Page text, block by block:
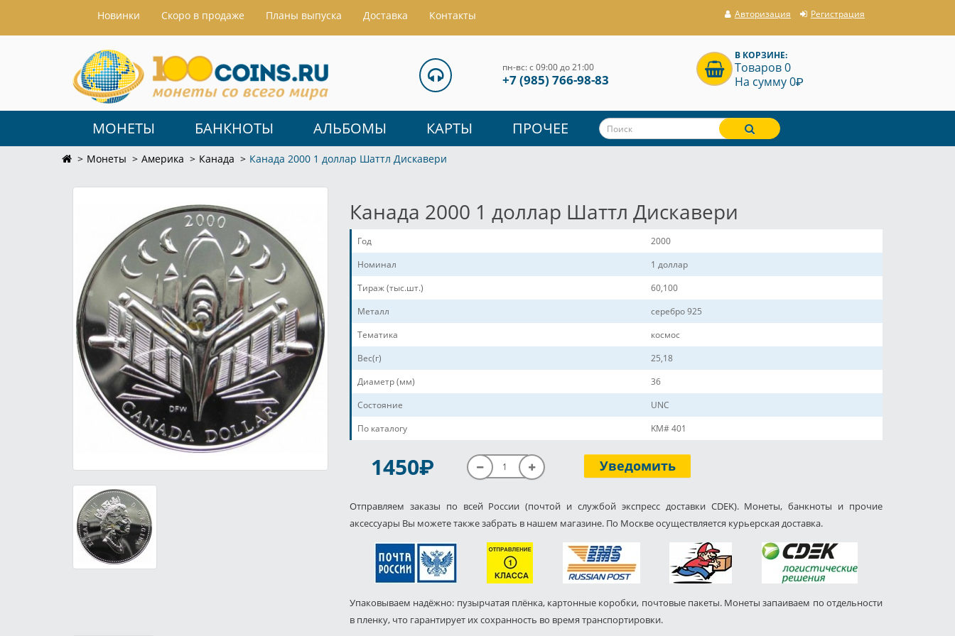
Hовинки Скоро в продаже Планы выпуска Доставка Контакты Авторизация Регистрация
пн-вс: с 09:00 до 21:00
+7 (985) 766-98-83
В КОРЗИНЕ:
Товаров 0
На сумму 0P
МОНЕТЫ БАНКНОТЫ АЛЬБОМЫ КАРТЫ ПРОЧЕЕ
Монеты Америка Канада Канада 2000 1 доллар Шаттл Дискавери
Канада 2000 1 доллар Шаттл Дискавери
Год
2000
Номинал
1 доллар
Тираж (тыс.шт.)
60,100
Металл
серебро 925
Тематика
космос
Вес(г)
25,18
Диаметр (мм)
36
Состояние
UNC
По каталогу
KM# 401
1450P Уведомить
Отправляем заказы по всей России (почтой и службой экспресс доставки CDEK). Монеты, банкноты и прочие
аксессуары Вы можете также забрать в нашем магазине. По Москве осуществляется курьерская доставка.
Упаковываем надёжно: пузырчатая плёнка, картонные коробки, почтовые пакеты. Монеты запаиваем по отдельности
в пленку, что гарантирует их сохранность во время транспортировки.